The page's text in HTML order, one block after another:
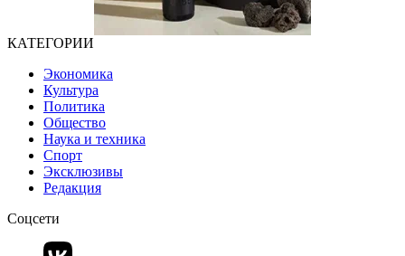
КАТЕГОРИИ
Экономика
Культура
Политика
Общество
Наука и техника
Спорт
Эксклюзивы
Редакция
Соцсети